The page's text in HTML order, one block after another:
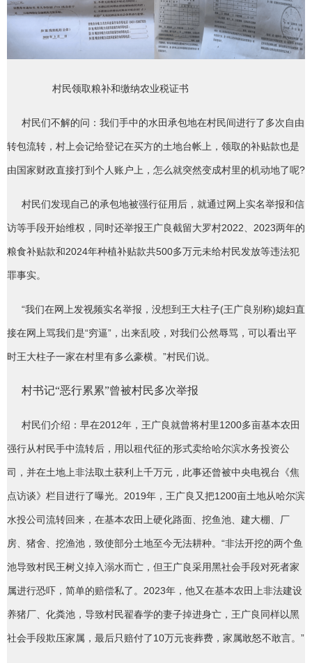
村民领取粮补和缴纳农业税证书
村民们不解的问：我们手中的水田承包地在村民间进行了多次自由
转包流转，村上会记给登记在买方的土地台帐上，领取的补贴款也是
由国家财政直接打到个人账户上，怎么就突然变成村里的机动地了呢?
村民们发现自己的承包地被强行征用后，就通过网上实名举报和信
访等手段开始维权，同时还举报王广良截留大罗村2022、2023两年的
粮食补贴款和2024年种植补贴款共500多万元未给村民发放等违法犯
罪事实。
“我们在网上发视频实名举报，没想到王大柱子(王广良别称)媳妇直
接在网上骂我们是“穷逼”，出来乱咬，对我们公然辱骂，可以看出平
时王大柱子一家在村里有多么豪横。”村民们说。
村书记“恶行累累”曾被村民多次举报
村民们介绍：早在2012年，王广良就曾将村里1200多亩基本农田
强行从村民手中流转后，用以租代征的形式卖给哈尔滨水务投资公
司，并在土地上非法取土获利上千万元，此事还曾被中央电视台《焦
点访谈》栏目进行了曝光。2019年，王广良又把1200亩土地从哈尔滨
水投公司流转回来，在基本农田上硬化路面、挖鱼池、建大棚、厂
房、猪舍、挖渔池，致使部分土地至今无法耕种。“非法开挖的两个鱼
池导致村民王树义掉入溺水而亡，但王广良采用黑社会手段对死者家
属进行恐吓，简单的赔偿私了。2023年，他又在基本农田上非法建设
养猪厂、化粪池，导致村民翟春学的妻子掉进身亡，王广良同样以黑
社会手段欺压家属，最后只赔付了10万元丧葬费，家属敢怒不敢言。”